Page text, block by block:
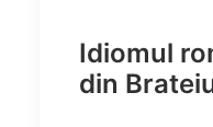
Idiomul
din